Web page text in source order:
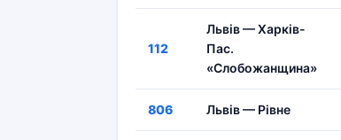
112
Львів — Харків-
Пас.
«Слобожанщина»
806 Львів — Рівне